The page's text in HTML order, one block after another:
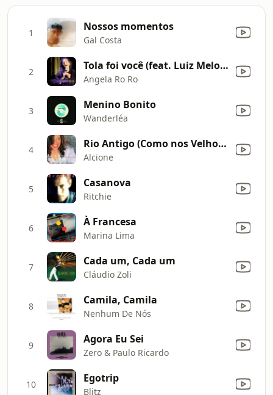
1 Nossos momentos
Gal Costa
2 Tola foi você (feat. Luiz Melodia) [Ao vivo]
Angela Ro Ro
3 Menino Bonito
Wanderléa
4 Rio Antigo (Como nos Velhos Tempos)
Alcione
5 Casanova
Ritchie
6 À Francesa
Marina Lima
7 Cada um, Cada um
Cláudio Zoli
8 Camila, Camila
Nenhum De Nós
9 Agora Eu Sei
Zero & Paulo Ricardo
10 Egotrip
Blitz